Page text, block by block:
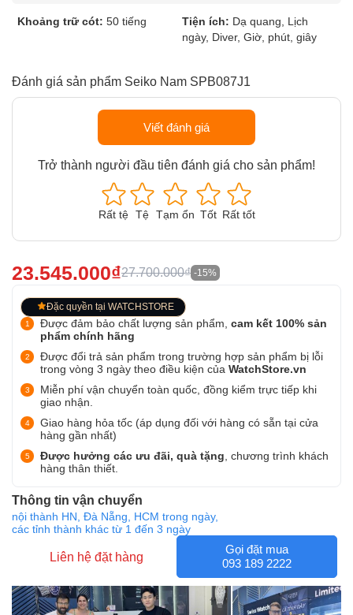
Khoảng trữ cót: 50 tiếng Tiện ích: Dạ quang, Lịch
ngày, Diver, Giờ, phút, giây
Đánh giá sản phẩm Seiko Nam SPB087J1
Viết đánh giá
Trở thành người đầu tiên đánh giá cho sản phẩm!
Rất tệ Tệ Tạm ổn Tốt Rất tốt
23.545.000₫27.700.000₫ -15%
Đặc quyền tại WATCHSTORE
Được đảm bảo chất lượng sản phẩm, cam kết 100% sản
phẩm chính hãng
Được đổi trả sản phẩm trong trường hợp sản phẩm bị lỗi
trong vòng 3 ngày theo điều kiện của WatchStore.vn
Miễn phí vận chuyển toàn quốc, đồng kiểm trực tiếp khi
giao nhận.
Giao hàng hỏa tốc (áp dụng đối với hàng có sẵn tại cửa
hàng gần nhất)
Được hưởng các ưu đãi, quà tặng , chương trình khách
hàng thân thiết.
Thông tin vận chuyển
nội thành HN, Đà Nẵng, HCM trong ngày,
các tỉnh thành khác từ 1 đến 3 ngày
Liên hệ đặt hàng
Gọi đặt mua
093 189 2222